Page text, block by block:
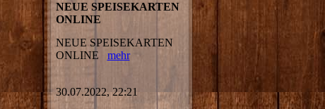
NEUE SPEISEKARTEN
ONLINE
NEUE SPEISEKARTEN
ONLINE mehr
30.07.2022, 22:21